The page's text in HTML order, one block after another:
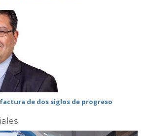
de dos siglos de progreso